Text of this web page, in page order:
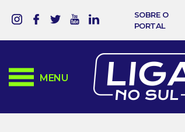
SOBRE O
PORTAL
MENU